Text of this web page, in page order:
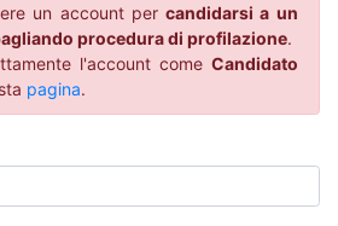
un account percandidarsi a un
procedura di profilazione.
l'account come Candidato
pagina.